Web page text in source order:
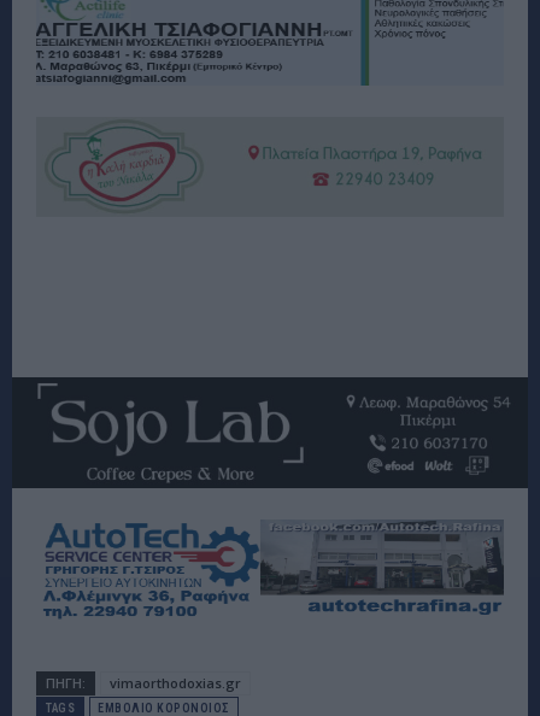
ΠΗΓΗ: vimaorthodoxias.gr
TAGS ΕΜΒΟΛΙΟ ΚΟΡΟΝΟΙΟΣ